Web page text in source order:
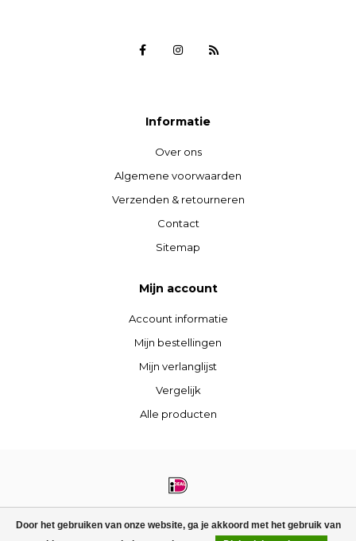
Door het gebruiken van onze website, ga je akkoord met het gebruik van
Informatie
Over ons
Algemene voorwaarden
Verzenden & retourneren
Contact
Sitemap
Mijn account
Account informatie
Mijn bestellingen
Mijn verlanglijst
Vergelijk
Alle producten
© Copyright 2026 STIJLdepartment - Powered byLightspeed- Theme by